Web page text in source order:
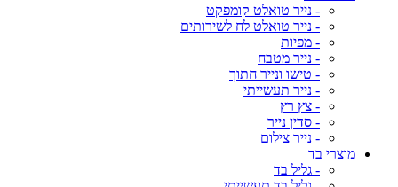
- נייר טואלט קומפקט
- נייר טואלט לח לשירותים
- מפיות
- נייר מטבח
- טישו ונייר חתוך
- נייר תעשייתי
- צץ רץ
- סדין נייר
- נייר צילום
מוצרי בד
- גליל בד